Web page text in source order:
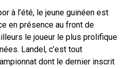
à l’été, le jeune guinéen est
en présence au front de
le joueur le plus prolifique
Landel, c’est tout
dont le dernier inscrit